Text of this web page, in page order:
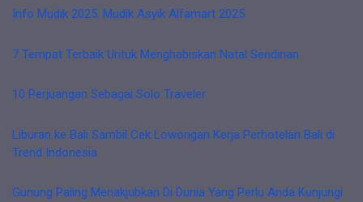
Info Mudik 2025: Mudik Asyik Alfamart 2025
7 Tempat Terbaik Untuk Menghabiskan Natal Sendirian
10 Perjuangan Sebagai Solo Traveler
Liburan ke Bali Sambil Cek Lowongan Kerja Perhotelan Bali di
Trend Indonesia
Gunung Paling Menakjubkan Di Dunia Yang Perlu Anda Kunjungi